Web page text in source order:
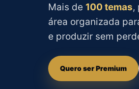
Mais de 100 temas,
área organizada
e produzir sem
Quero ser Premium